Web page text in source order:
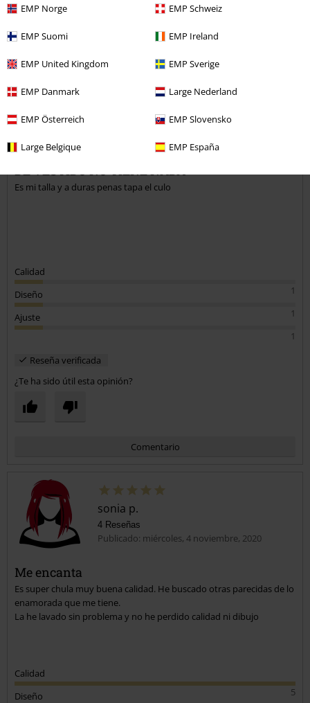
EMP Norge EMP Schweiz
EMP Suomi EMP Ireland
EMP United Kingdom EMP Sverige
EMP Danmark Large Nederland
EMP Österreich EMP Slovensko
Large Belgique EMP España
Comentario
Enviar comentario
Es mi talla y a duras penas tapa el culo
Calidad
1
Diseño
1
Ajuste
1
Reseña verificada
¿Te ha sido útil esta opinión?
Comentario
Enviar comentario
sonia p.
4 Reseñas
Publicado: miércoles, 4 noviembre, 2020
Me encanta
Es super chula muy buena calidad. He buscado otras parecidas de lo
enamorada que me tiene.
La he lavado sin problema y no he perdido calidad ni dibujo
Calidad
5
Diseño